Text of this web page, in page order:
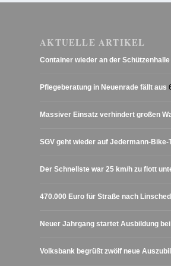
AKTUELLE ARTIKEL
Container wieder an der Schützenhalle
Pflegeberatung in Neuenrade fällt aus
Massiver Einsatz verhindert großen
SGV geht wieder auf Jedermann-Bike-
Der Schnellste war 25 km/h zu flott
470.000 Euro für Straße nach
Neuer Jahrgang startet Ausbildung
Volksbank begrüßt zwölf neue